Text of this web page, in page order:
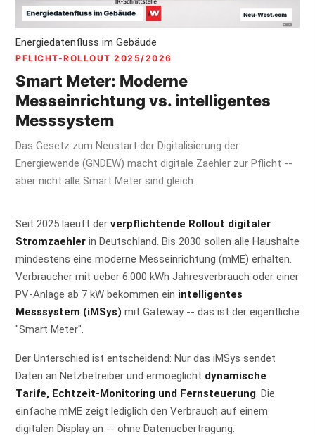
Energiedatenfluss im Gebäude
PFLICHT-ROLLOUT 2025/2026
Smart Meter: Moderne
Messeinrichtung vs. intelligentes
Messsystem
Das Gesetz zum Neustart der Digitalisierung der
Energiewende (GNDEW) macht digitale Zaehler zur Pflicht --
aber nicht alle Smart Meter sind gleich.
Seit 2025 laeuft der verpflichtende Rollout digitaler
Stromzaehler in Deutschland. Bis 2030 sollen alle Haushalte
mindestens eine moderne Messeinrichtung (mME) erhalten.
Verbraucher mit ueber 6.000 kWh Jahresverbrauch oder einer
PV-Anlage ab 7 kW bekommen ein intelligentes
Messsystem (iMSys) mit Gateway -- das ist der eigentliche
"Smart Meter".
Der Unterschied ist entscheidend: Nur das iMSys sendet
Daten an Netzbetreiber und ermoeglicht dynamische
Tarife, Echtzeit-Monitoring und Fernsteuerung. Die
einfache mME zeigt lediglich den Verbrauch auf einem
digitalen Display an -- ohne Datenuebertragung.